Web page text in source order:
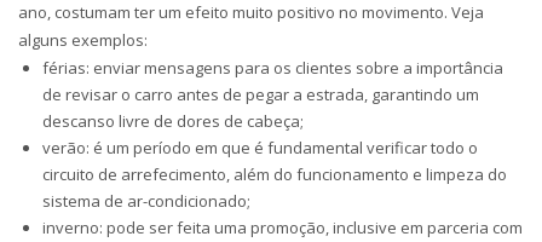
ano, costumam ter um efeito muito positivo no movimento. Veja
alguns exemplos:
férias: enviar mensagens para os clientes sobre a importância
de revisar o carro antes de pegar a estrada, garantindo um
descanso livre de dores de cabeça;
verão: é um período em que é fundamental verificar todo o
circuito de arrefecimento, além do funcionamento e limpeza do
sistema de ar-condicionado;
inverno: pode ser feita uma promoção, inclusive em parceria com